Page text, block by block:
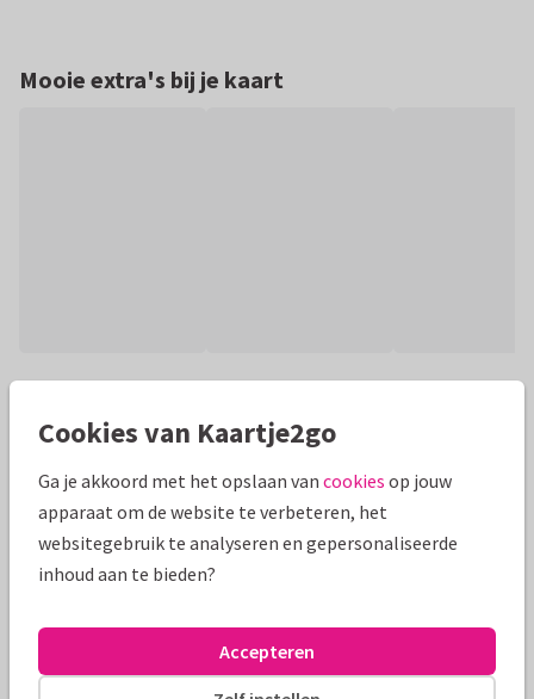
Mooie extra's bij je kaart
Bedank je juffrouw voor dit schooljaar met dit leuke kaartje
een foto.
Alle kaarten zijn helemaal naar wens aan te passen
Formaten en prijzen
Cookies van Kaartje2go
Ga je akkoord met het opslaan van cookies op jouw
apparaat om de website te verbeteren, het
websitegebruik te analyseren en gepersonaliseerde
inhoud aan te bieden?
Accepteren